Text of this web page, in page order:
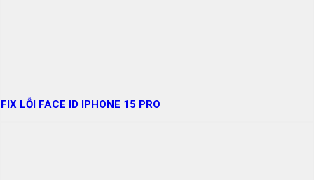
FIX LỖI FACE ID IPHONE 15 PRO